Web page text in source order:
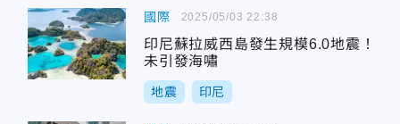
國際
印尼蘇拉威西島發生規模6.0地震！
未引發海嘯
地震 印尼
2025/05/03 22:38